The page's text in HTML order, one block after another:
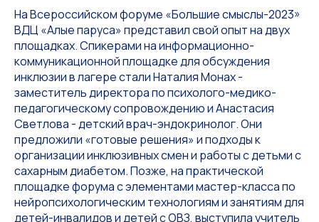
На Всероссийском форуме «Большие смыслы-2023»
ВДЦ «Алые паруса» представил свой опыт на двух
площадках. Спикерами на информационно-
коммуникационной площадке для обсуждения
инклюзии в лагере стали Наталия Монах -
заместитель директора по психолого-медико-
педагогическому сопровождению и Анастасия
Светлова - детский врач-эндокринолог. Они
предложили «готовые решения» и подходы к
организации инклюзивных смен и работы с детьми с
сахарным диабетом. Позже, на практической
площадке форума с элементами мастер-класса по
нейропсихологическим технологиям и занятиям для
детей-инвалидов и детей с ОВЗ, выступила учитель